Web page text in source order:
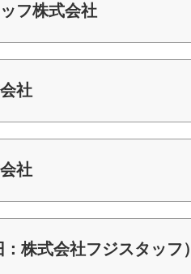
フ株式会社
社
社
株式会社フジスタッフ）